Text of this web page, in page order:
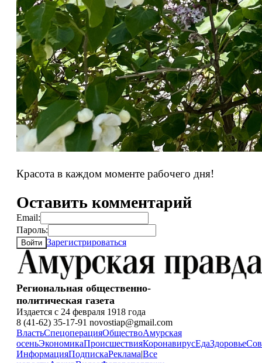
Красота в каждом моменте рабочего дня!
Оставить комментарий
Email:
Пароль:
Войти Зарегистрироваться
Региональная общественно-
политическая газета
Издается с 24 февраля 1918 года
8 (41-62) 35-17-91 novostiap@gmail.com
ВластьСпецоперацияОбществоАмурская
осеньЭкономикаПроисшествияКоронавирусЕдаЗдоровье
ИнформацияПодпискаРеклама|Все